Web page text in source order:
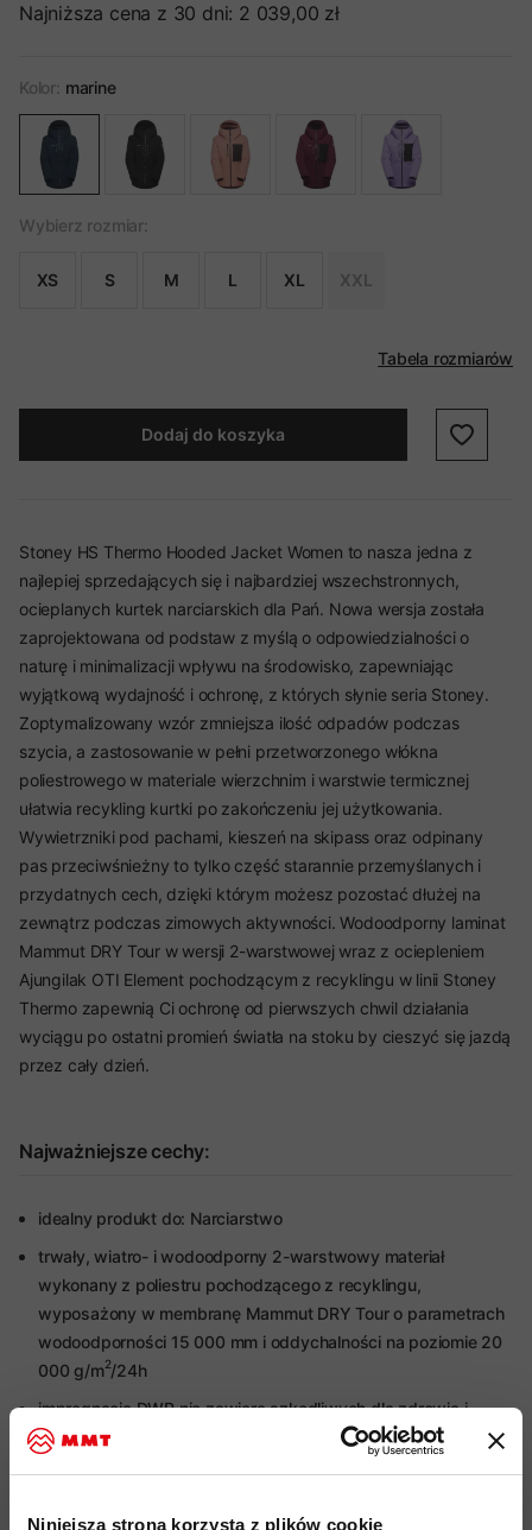
Niniejsza strona korzysta z plików cookie
Najniższa cena z 30 dni: 2 039,00 zł
Kolor: marine
Wybierz rozmiar:
XS S M L XL XXL
Tabela rozmiarów
Dodaj do koszyka
Stoney HS Thermo Hooded Jacket Women to nasza jedna z
najlepiej sprzedających się i najbardziej wszechstronnych,
ocieplanych kurtek narciarskich dla Pań. Nowa wersja została
zaprojektowana od podstaw z myślą o odpowiedzialności o
naturę i minimalizacji wpływu na środowisko, zapewniając
wyjątkową wydajność i ochronę, z których słynie seria Stoney.
Zoptymalizowany wzór zmniejsza ilość odpadów podczas
szycia, a zastosowanie w pełni przetworzonego włókna
poliestrowego w materiale wierzchnim i warstwie termicznej
ułatwia recykling kurtki po zakończeniu jej użytkowania.
Wywietrzniki pod pachami, kieszeń na skipass oraz odpinany
pas przeciwśnieżny to tylko część starannie przemyślanych i
przydatnych cech, dzięki którym możesz pozostać dłużej na
zewnątrz podczas zimowych aktywności. Wodoodporny laminat
Mammut DRY Tour w wersji 2-warstwowej wraz z ociepleniem
Ajungilak OTI Element pochodzącym z recyklingu w linii Stoney
Thermo zapewnią Ci ochronę od pierwszych chwil działania
wyciągu po ostatni promień światła na stoku by cieszyć się jazdą
przez cały dzień.
Najważniejsze cechy:
idealny produkt do: Narciarstwo
trwały, wiatro- i wodoodporny 2-warstwowy materiał
wykonany z poliestru pochodzącego z recyklingu,
wyposażony w membranę Mammut DRY Tour o parametrach
wodoodporności 15 000 mm i oddychalności na poziomie 20
000 g/m2/24h
impregnacja DWR nie zawiera szkodliwych dla zdrowia i
środowiska związków PFC, zapewnia lekką ochronę przed